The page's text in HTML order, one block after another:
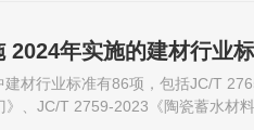
2024年实施的建材行业
材行业标准有86项，包括JC/T
、JC/T 2759-2023《陶瓷蓄水材